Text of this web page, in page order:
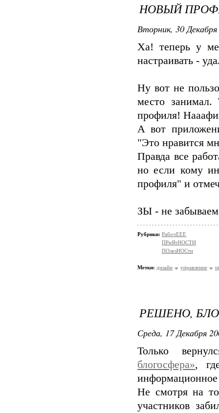
НОВЫЙ
Вторник, 30
Ха! теперь у
настраивать -
Ну вот не
место
профиля!
А вот
"Это нравится
Правда все
но если кому
профиля" и
ЗЫ - не
Рубрики: РабочЕЕЕ
ПРиЯтНОСТИ
ПОлезНОСти
Метки: дизайн управление
РЕШЕНО,
Среда, 17 Декабря
Только
блогосфера»,
Не смотря на
участников